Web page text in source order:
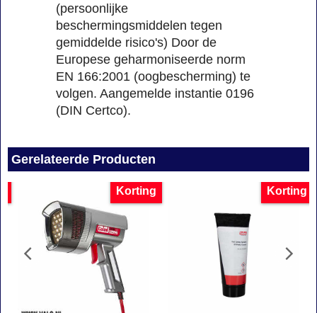
(persoonlijke
beschermingsmiddelen tegen
gemiddelde risico's) Door de
Europese geharmoniseerde norm
EN 166:2001 (oogbescherming) te
volgen. Aangemelde instantie 0196
(DIN Certco).
Gerelateerde Producten
Korting Korting